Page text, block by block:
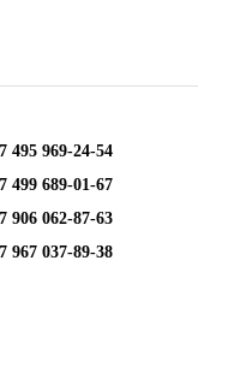
495 969-24-54
499 689-01-67
906 062-87-63
967 037-89-38